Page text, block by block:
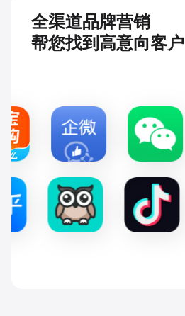
全渠道品牌营销
帮您找到高意向客户